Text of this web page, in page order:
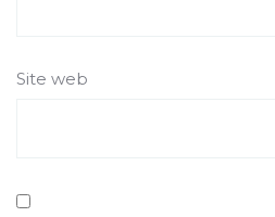
Site web